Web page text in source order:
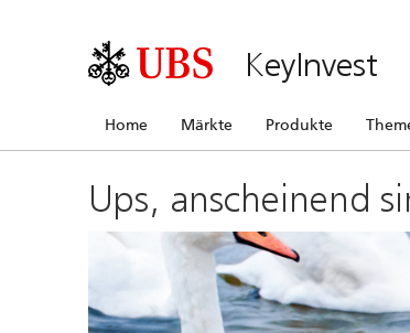
KeyInvest
Home Märkte Produkte
Ups, anscheinend